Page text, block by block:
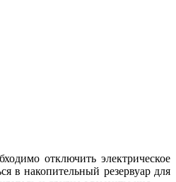
отключить электрическое
в накопительный резервуар для